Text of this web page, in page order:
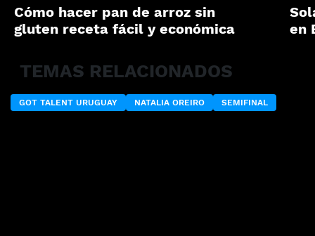
Cómo hacer pan de arroz sin
gluten receta fácil y económica
en
TEMAS RELACIONADOS
GOT TALENT URUGUAY NATALIA OREIRO SEMIFINAL